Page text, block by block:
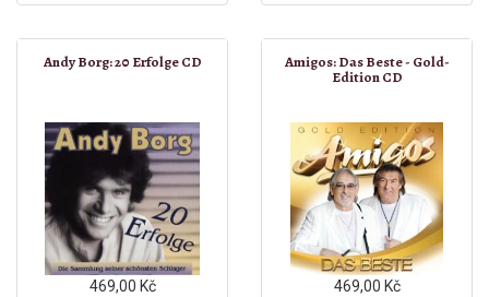
Andy Borg: 20 Erfolge CD
469,00 Kč
Amigos: Das Beste - Gold-
Edition CD
469,00 Kč